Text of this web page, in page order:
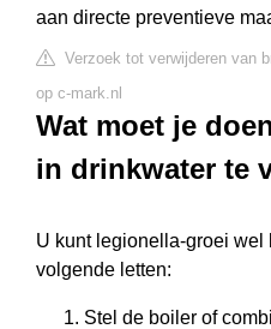
aan directe preventieve
Verzoek tot verwijderen van
op c-mark.nl
Wat moet je
in drinkwater te
U kunt legionella-groei wel
volgende letten:
Stel de boiler of